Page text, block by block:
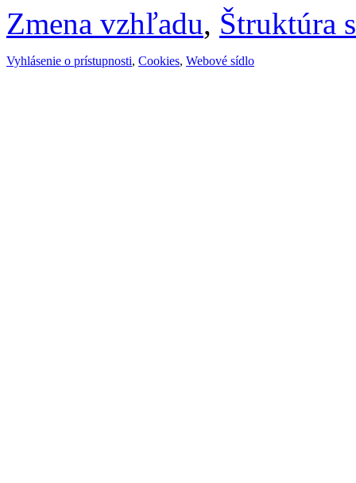
Zmena vzhľadu, Štruktúra
Vyhlásenie o prístupnosti, Cookies, Webové sídlo